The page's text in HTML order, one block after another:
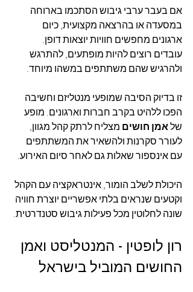
אם בעבר ערבי גיבוש הסתכמו בארוחה
במסעדה או בהרצאה מקצועית, כיום
ארגונים מחפשים חוויות יוצאות דופן.
עובדים רוצים להיות מופתעים, להתרגש
ולהרגיש שהם משתתפים במשהו מיוחד.
זו בדיוק הסיבה שמופעי מנטליזם וחשיבה
הפכו ללהיט בקרב חברות וארגונים. מופע
של אמן חושים מצליח לרתק קהל מגוון,
לעורר סקרנות ולהשאיר את המשתתפים
עם אינספור שאלות גם לאחר סיום האירוע.
היכולת לשלב הומור, אינטראקציה עם הקהל
וקטעים שנראים בלתי אפשריים יוצרת חוויה
שונה לחלוטין מכל פעילות גיבוש סטנדרטית.
רון לופטין - המנטליסט ואמן
החושים המוביל בישראל